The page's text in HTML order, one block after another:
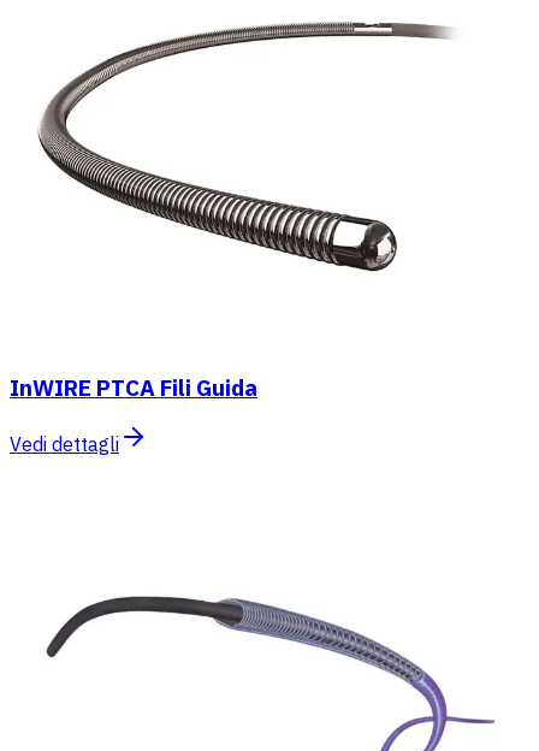
InWIRE PTCA Fili Guida
Vedi dettagli